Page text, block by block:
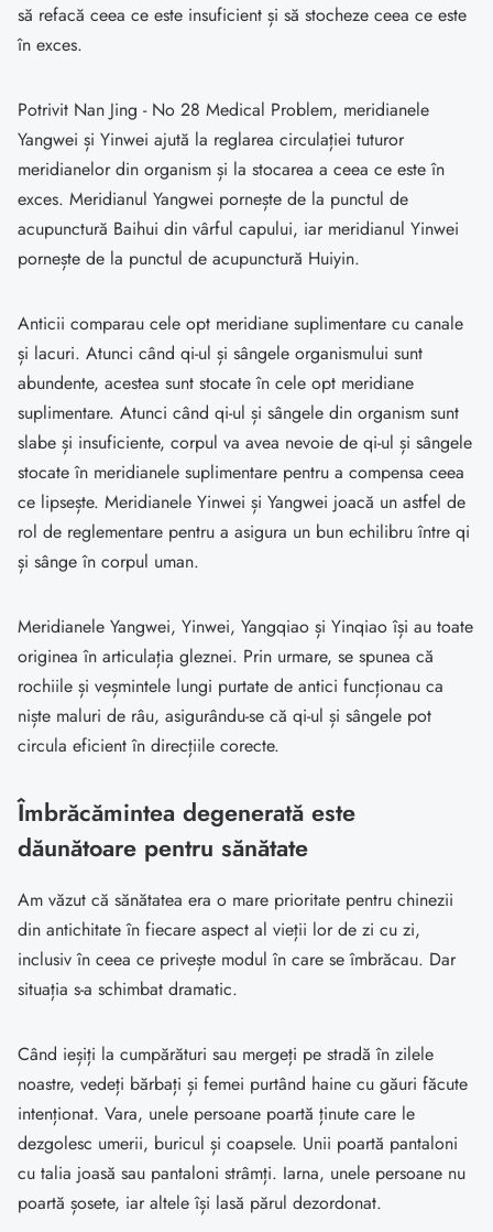
să refacă ceea ce este insuficient și să stocheze ceea ce este
în exces.
Potrivit Nan Jing - No 28 Medical Problem, meridianele
Yangwei și Yinwei ajută la reglarea circulației tuturor
meridianelor din organism și la stocarea a ceea ce este în
exces. Meridianul Yangwei pornește de la punctul de
acupunctură Baihui din vârful capului, iar meridianul Yinwei
pornește de la punctul de acupunctură Huiyin.
Anticii comparau cele opt meridiane suplimentare cu canale
și lacuri. Atunci când qi-ul și sângele organismului sunt
abundente, acestea sunt stocate în cele opt meridiane
suplimentare. Atunci când qi-ul și sângele din organism sunt
slabe și insuficiente, corpul va avea nevoie de qi-ul și sângele
stocate în meridianele suplimentare pentru a compensa ceea
ce lipsește. Meridianele Yinwei și Yangwei joacă un astfel de
rol de reglementare pentru a asigura un bun echilibru între qi
și sânge în corpul uman.
Meridianele Yangwei, Yinwei, Yangqiao și Yinqiao își au toate
originea în articulația gleznei. Prin urmare, se spunea că
rochiile și veșmintele lungi purtate de antici funcționau ca
niște maluri de râu, asigurându-se că qi-ul și sângele pot
circula eficient în direcțiile corecte.
Îmbrăcămintea degenerată este
dăunătoare pentru sănătate
Am văzut că sănătatea era o mare prioritate pentru chinezii
din antichitate în fiecare aspect al vieții lor de zi cu zi,
inclusiv în ceea ce privește modul în care se îmbrăcau. Dar
situația s-a schimbat dramatic.
Când ieșiți la cumpărături sau mergeți pe stradă în zilele
noastre, vedeți bărbați și femei purtând haine cu găuri făcute
intenționat. Vara, unele persoane poartă ținute care le
dezgolesc umerii, buricul și coapsele. Unii poartă pantaloni
cu talia joasă sau pantaloni strâmți. Iarna, unele persoane nu
poartă șosete, iar altele își lasă părul dezordonat.